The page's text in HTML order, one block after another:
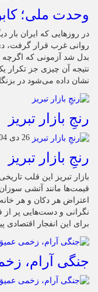
وحدت ملی؛
در روزهایی که ایران بار
روانی غرب قرار گرفت،
بدل شد آزمونی که اگرچه
نتیجه آن چیزی جز تکرار
نشان داده می‌شود در
رنجِ بازار تبریز
26 دی 1404
رنجِ بازار تبریز
بازار تبریز این قلب
قیمت‌ها مانند آتشی
اعتراض هر دکان و هر
نگرانی و دست‌هایی پر
برای این انفجار اقتصادی
جنگی آرام،